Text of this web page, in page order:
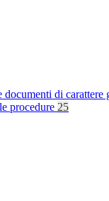
documenti di carattere
procedure 25